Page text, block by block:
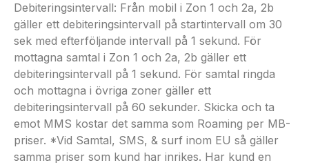
Debiteringsintervall: Från mobil i Zon 1 och 2a, 2b
gäller ett debiteringsintervall på startintervall om 30
sek med efterföljande intervall på 1 sekund. För
mottagna samtal i Zon 1 och 2a, 2b gäller ett
debiteringsintervall på 1 sekund. För samtal ringda
och mottagna i övriga zoner gäller ett
debiteringsintervall på 60 sekunder. Skicka och ta
emot MMS kostar det samma som Roaming per MB-
priser. *Vid Samtal, SMS, & surf inom EU så gäller
samma priser som kund har inrikes. Har kund en